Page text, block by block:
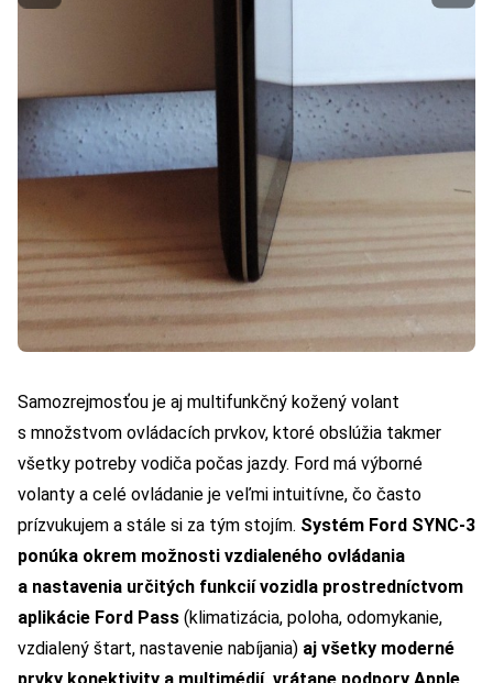
Samozrejmosťou je aj multifunkčný kožený volant
s množstvom ovládacích prvkov, ktoré obslúžia takmer
všetky potreby vodiča počas jazdy. Ford má výborné
volanty a celé ovládanie je veľmi intuitívne, čo často
prízvukujem a stále si za tým stojím. Systém Ford SYNC-3
ponúka okrem možnosti vzdialeného ovládania
a nastavenia určitých funkcií vozidla prostredníctvom
aplikácie Ford Pass (klimatizácia, poloha, odomykanie,
vzdialený štart, nastavenie nabíjania) aj všetky moderné
prvky konektivity a multimédií, vrátane podpory Apple